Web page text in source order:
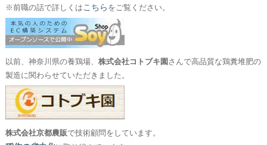
※前職の話で詳しくはこちら をご覧ください。
以前、神奈川県の養鶏場、 株式会社コトブキ園 さんで高品質な鶏糞堆肥の
製造に関わらせていただきました。
株式会社京都農販で技術顧問をしています。